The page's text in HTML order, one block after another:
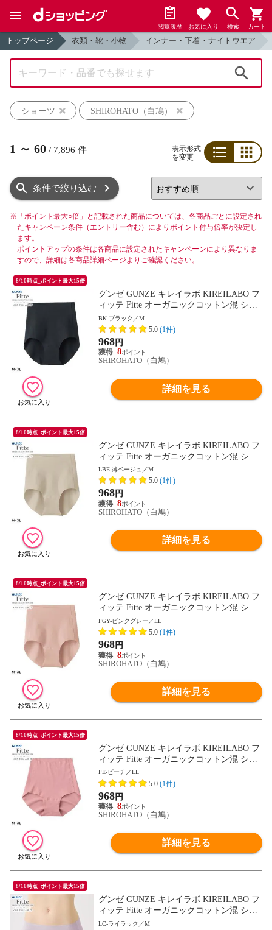
閲覧履歴 お気に入り 検索 カート
トップページ 衣類・靴・小物 インナー・下着・ナイトウエア
ショーツ
SHIROHATO（白鳩）
1 ～ 60 / 7,896 件
表示形式
を変更
条件で絞り込む
※ 「ポイント最大○倍」と記載された商品については、各商品ごとに設定され
たキャンペーン条件（エントリー含む）によりポイント付与倍率が決定し
ます。
ポイントアップの条件は各商品に設定されたキャンペーンにより異なりま
すので、詳細は各商品詳細ページよりご確認ください。
8/10時点_ポイント最大15倍
グンゼ GUNZE キレイラボ KIREILABO フ
ィッテ Fitte オーガニックコットン混 ショ
ーツ レギュラー 単品 ヘム カットオフ
BK-ブラック／M
5.0 (1件)
968円
8
SHIROHATO（白鳩）
詳細を見る
8/10時点_ポイント最大15倍
グンゼ GUNZE キレイラボ KIREILABO フ
ィッテ Fitte オーガニックコットン混 ショ
ーツ レギュラー 単品 ヘム カットオフ
LBE-薄ベージュ／M
5.0 (1件)
968円
8
SHIROHATO（白鳩）
詳細を見る
8/10時点_ポイント最大15倍
グンゼ GUNZE キレイラボ KIREILABO フ
ィッテ Fitte オーガニックコットン混 ショ
ーツ レギュラー 単品 ヘム カットオフ
PGY-ピンクグレー／LL
5.0 (1件)
968円
8
SHIROHATO（白鳩）
詳細を見る
8/10時点_ポイント最大15倍
グンゼ GUNZE キレイラボ KIREILABO フ
ィッテ Fitte オーガニックコットン混 ショ
ーツ レギュラー 単品 ヘム カットオフ
PE-ピーチ／LL
5.0 (1件)
968円
8
SHIROHATO（白鳩）
詳細を見る
8/10時点_ポイント最大15倍
グンゼ GUNZE キレイラボ KIREILABO フ
ィッテ Fitte オーガニックコットン混 ショ
ーツ レギュラー 単品 ヘム カットオフ
LC-ライラック／M